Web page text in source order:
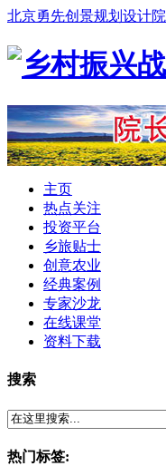
北京勇先创景规划设计院
主页
热点关注
投资平台
乡旅贴士
创意农业
经典案例
专家沙龙
在线课堂
资料下载
搜索
热门标签: